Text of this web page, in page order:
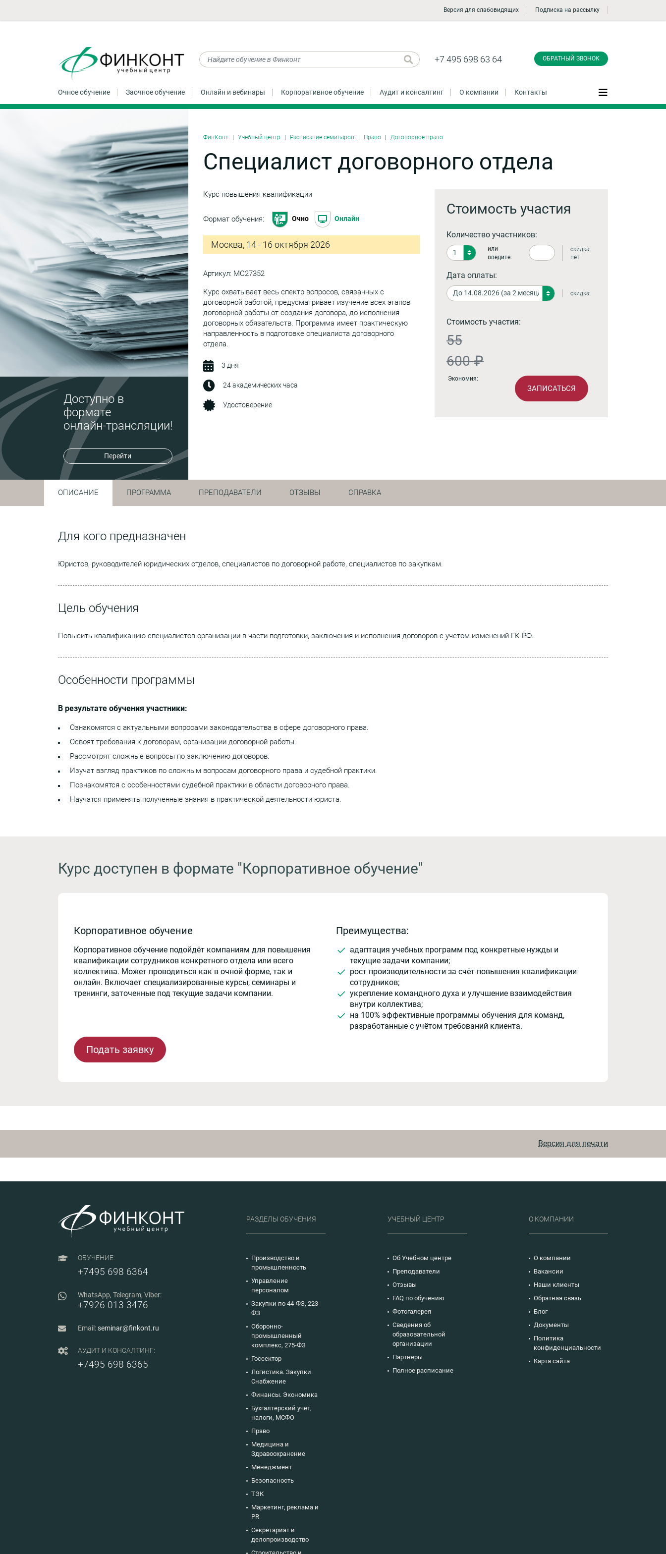
Версия для слабовидящих Подписка на рассылку
+7 495 698 63 64 ОБРАТНЫЙ ЗВОНОК
Очное обучение Заочное обучение Онлайн и вебинары Корпоративное обучение Аудит и консалтинг О компании Контакты
Доступно в
формате
онлайн-трансляции!
Перейти
ФинКонт Учебный центр Расписание семинаров Право Договорное право
Специалист договорного отдела
Курс повышения квалификации
Формат обучения: Очно Онлайн
Москва, 14 - 16 октября 2026
Артикул: МС27352
Курс охватывает весь спектр вопросов, связанных с
договорной работой, предусматривает изучение всех этапов
договорной работы от создания договора, до исполнения
договорных обязательств. Программа имеет практическую
направленность в подготовке специалиста договорного
отдела.
3 дня
24 академических часа
Удостоверение
Стоимость участия
Количество участников:
или
введите:
скидка:
нет
Дата оплаты:
скидка:
Стоимость участия:
55
600 ₽
Экономия:
ЗАПИСАТЬСЯ
ОПИСАНИЕ ПРОГРАММА ПРЕПОДАВАТЕЛИ ОТЗЫВЫ СПРАВКА
Для кого предназначен
Юристов, руководителей юридических отделов, специалистов по договорной работе, специалистов по закупкам.
Цель обучения
Повысить квалификацию специалистов организации в части подготовки, заключения и исполнения договоров с учетом изменений ГК РФ.
Особенности программы
В результате обучения участники:
Ознакомятся с актуальными вопросами законодательства в сфере договорного права.
Освоят требования к договорам, организации договорной работы.
Рассмотрят сложные вопросы по заключению договоров.
Изучат взгляд практиков по сложным вопросам договорного права и судебной практики.
Познакомятся с особенностями судебной практики в области договорного права.
Научатся применять полученные знания в практической деятельности юриста.
Курс доступен в формате "Корпоративное обучение"
Корпоративное обучение
Корпоративное обучение подойдёт компаниям для повышения
квалификации сотрудников конкретного отдела или всего
коллектива. Может проводиться как в очной форме, так и
онлайн. Включает специализированные курсы, семинары и
тренинги, заточенные под текущие задачи компании.
Подать заявку
Преимущества:
адаптация учебных программ под конкретные нужды и
текущие задачи компании;
рост производительности за счёт повышения квалификации
сотрудников;
укрепление командного духа и улучшение взаимодействия
внутри коллектива;
на 100% эффективные программы обучения для команд,
разработанные с учётом требований клиента.
Версия для печати
ОБУЧЕНИЕ:
+7495 698 6364
WhatsApp, Telegram, Viber:
+7926 013 3476
Email:seminar@finkont.ru
АУДИТ И КОНСАЛТИНГ:
+7495 698 6365
РАЗДЕЛЫ ОБУЧЕНИЯ
Производство и
промышленность
Управление
персоналом
Закупки по 44-ФЗ, 223-
ФЗ
Оборонно-
промышленный
комплекс, 275-ФЗ
Госсектор
Логистика. Закупки.
Снабжение
Финансы. Экономика
Бухгалтерский учет,
налоги, МСФО
Право
Медицина и
Здравоохранение
Менеджмент
Безопасность
ТЭК
Маркетинг, реклама и
PR
Секретариат и
делопроизводство
УЧЕБНЫЙ ЦЕНТР
Об Учебном центре
Преподаватели
Отзывы
FAQ по обучению
Фотогалерея
Сведения об
образовательной
организации
Партнеры
Полное расписание
О КОМПАНИИ
О компании
Вакансии
Наши клиенты
Обратная связь
Блог
Документы
Политика
конфиденциальности
Карта сайта
звонок
конфиденциальности
Заказать